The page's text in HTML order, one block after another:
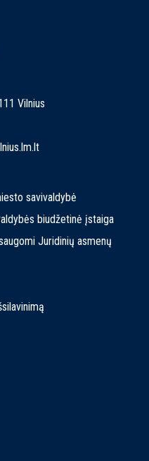
Vilnius
savivaldybė
biudžetinė įstaiga
Juridinių asmenų